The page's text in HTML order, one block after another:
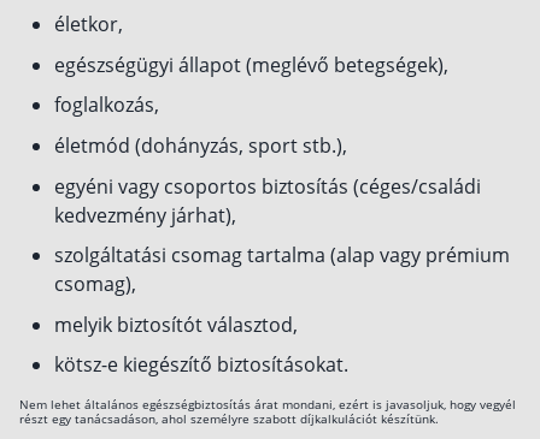
életkor,
egészségügyi állapot (meglévő betegségek),
foglalkozás,
életmód (dohányzás, sport stb.),
egyéni vagy csoportos biztosítás (céges/családi
kedvezmény járhat),
szolgáltatási csomag tartalma (alap vagy prémium
csomag),
melyik biztosítót választod,
kötsz-e kiegészítő biztosításokat.
Nem lehet általános egészségbiztosítás árat mondani, ezért is javasoljuk, hogy vegyél
részt egy tanácsadáson, ahol személyre szabott díjkalkulációt készítünk.